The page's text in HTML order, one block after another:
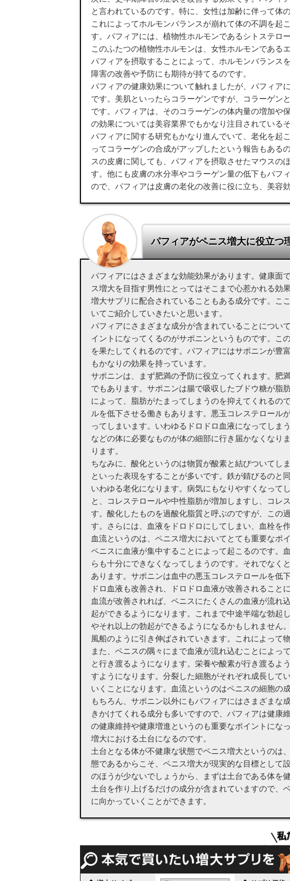
と言われているのです。特に、女性は加齢に伴って体
これによってホルモンバランスが崩れて体の不調を起
す。パフィアには、植物性ホルモンであるシトステロ
このふたつの植物性ホルモンは、女性ホルモンである
パフィアを摂取することによって、ホルモンバランス
障害の改善や予防にも期待が持てるのです。
パフィアの健康効果について触れましたが、パフィア
です。美肌といったらコラーゲンですが、コラーゲン
です。パフィアは、そのコラーゲンの体内量の増加や
の効果については美容業界でもかなり注目されているそ
パフィアに関する研究もかなり進んでいて、老化を起
ってコラーゲンの合成がアップしたという報告もある
スの皮膚に関しても、パフィアを摂取させたマウスの
す。他にも皮膚の水分率やコラーゲン量の低下もパフ
ので、パフィアは皮膚の老化の改善に役に立ち、美容
パフィアがペニス増大に役立つ
パフィアにはさまざまな効能効果があります。健康面
ス増大を目指す男性にとってはそこまで心惹かれる効
増大サプリに配合されていることもある成分です。こ
いてご紹介していきたいと思います。
パフィアにさまざまな成分が含まれていることについ
イントになってくるのがサポニンというものです。こ
を果たしてくれるのです。パフィアにはサポニンが豊
もかなりの効果を持っています。
サポニンは、まず肥満の予防に役立ってくれます。肥
でもあります。サポニンは腸で吸収したブドウ糖が脂
によって、脂肪がたまってしまうのを抑えてくれるの
ルを低下させる働きもあります。悪玉コレステロール
ってしまいます。いわゆるドロドロ血液になってしま
などの体に必要なものが体の細部に行き届かなくなり
ります。
ちなみに、酸化というのは物質が酸素と結びついてし
といった表現をすることが多いです。鉄が錆びるのと
いわゆる老化になります。病気にもなりやすくなって
と、コレステロールや中性脂肪が増加しますし、コレ
す。酸化したものを過酸化脂質と呼ぶのですが、この
す。さらには、血液をドロドロにしてしまい、血栓を
血流というのは、ペニス増大においてとても重要なポ
ペニスに血液が集中することによって起こるのです。
らも十分にできなくなってしまうのです。それでなく
あります。サポニンは血中の悪玉コレステロールを低
ドロ血液も改善され、ドロドロ血液が改善されること
血流が改善されれば、ペニスにたくさんの血液が流れ
起ができるようになります。これまで中途半端な勃起
やそれ以上の勃起ができるようになるかもしれません
風船のように引き伸ばされていきます。これによって
また、ペニスの隅々にまで血液が流れ込むことによっ
と行き渡るようになります。栄養や酸素が行き渡るよ
すようになります。分裂した細胞がそれぞれ成長して
いくことになります。血流というのはペニスの細胞の
もちろん、サポニン以外にもパフィアにはさまざまな
きかけてくれる成分も多いですので、パフィアは健康
の健康維持や健康増進というのも重要なポイントにな
増大における土台になるのです。
土台となる体が不健康な状態でペニス増大というのは
態であるからこそ、ペニス増大が現実的な目標として
のほうが少ないでしょうから、まずは土台である体を
土台を作り上げるだけの成分が含まれていますので、
に向かっていくことができます。